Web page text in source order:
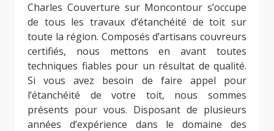
Charles Couverture sur Moncontour s’occupe
de tous les travaux d’étanchéité de toit sur
toute la région. Composés d’artisans couvreurs
certifiés, nous mettons en avant toutes
techniques fiables pour un résultat de qualité.
Si vous avez besoin de faire appel pour
l’étanchéité de votre toit, nous sommes
présents pour vous. Disposant de plusieurs
années d’expérience dans le domaine des